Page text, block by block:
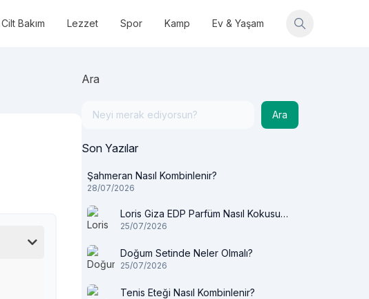
Bakım Lezzet Spor Kamp Ev & Yaşam
Ara
Ara
Son Yazılar
Şahmeran Nasıl Kombinlenir?
28/07/2026
Loris Giza EDP Parfüm Nasıl Kokusu
Var?
25/07/2026
Doğum Setinde Neler Olmalı?
25/07/2026
Tenis Eteği Nasıl Kombinlenir?